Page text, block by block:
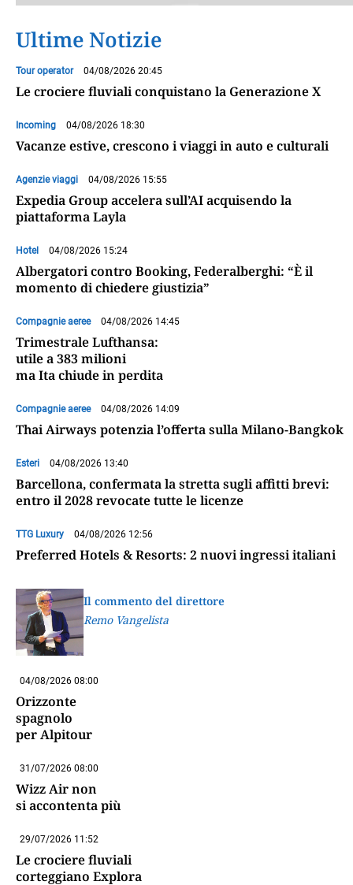
Ultime Notizie
Tour operator 04/08/2026 20:45
Le crociere fluviali conquistano la Generazione X
Incoming 04/08/2026 18:30
Vacanze estive, crescono i viaggi in auto e culturali
Agenzie viaggi 04/08/2026 15:55
Expedia Group accelera sull’AI acquisendo la
piattaforma Layla
Hotel 04/08/2026 15:24
Albergatori contro Booking, Federalberghi: “È il
momento di chiedere giustizia”
Compagnie aeree 04/08/2026 14:45
Trimestrale Lufthansa:
utile a 383 milioni
ma Ita chiude in perdita
Compagnie aeree 04/08/2026 14:09
Thai Airways potenzia l’offerta sulla Milano-Bangkok
Esteri 04/08/2026 13:40
Barcellona, confermata la stretta sugli affitti brevi:
entro il 2028 revocate tutte le licenze
TTG Luxury 04/08/2026 12:56
Preferred Hotels & Resorts: 2 nuovi ingressi italiani
Il commento del direttore
Remo Vangelista
04/08/2026 08:00
Orizzonte
spagnolo
per Alpitour
31/07/2026 08:00
Wizz Air non
si accontenta più
29/07/2026 11:52
Le crociere fluviali
corteggiano Explora